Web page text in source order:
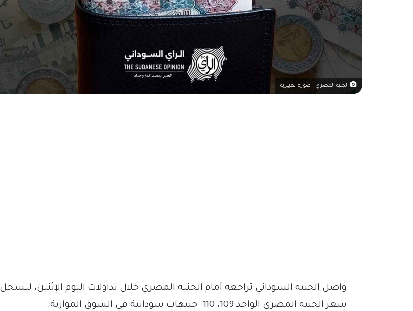
الجنيه المصري - صورة تعبيرية
واصل الجنيه السوداني تراجعه أمام الجنيه المصري خلال تداولات اليوم الإثنين، ليسجل
سعر الجنيه المصري الواحد 109، 110 جنيهات سودانية في السوق الموازية.